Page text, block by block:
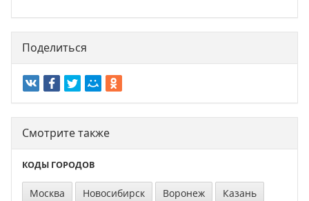
Поделиться
Смотрите также
КОДЫ ГОРОДОВ
Москва Новосибирск Воронеж
Казань